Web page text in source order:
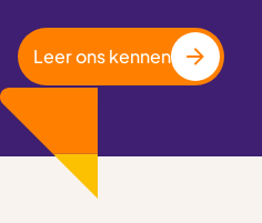
Leer ons kennen